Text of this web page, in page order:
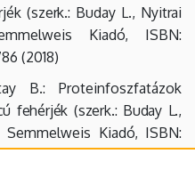
(szerk.: Buday L., Nyitrai
Kiadó, ISBN:
(2018)
B.: Proteinfoszfatázok
fehérjék (szerk.: Buday L.,
Semmelweis Kiadó, ISBN:
(2018)